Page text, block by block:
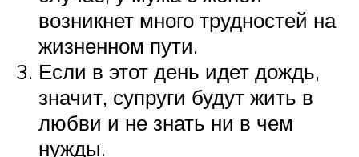
возникнет много трудностей на
жизненном пути.
Если в этот день идет дождь,
значит, супруги будут жить в
любви и не знать ни в чем
нужды.